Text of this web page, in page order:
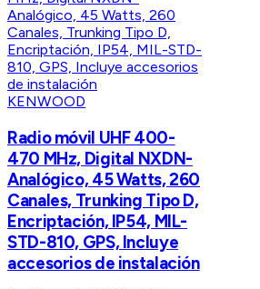
KENWOOD
Radio móvil UHF 400-
470 MHz, Digital NXDN-
Analógico, 45 Watts, 260
Canales, Trunking Tipo D,
Encriptación, IP54, MIL-
STD-810, GPS, Incluye
accesorios de instalación